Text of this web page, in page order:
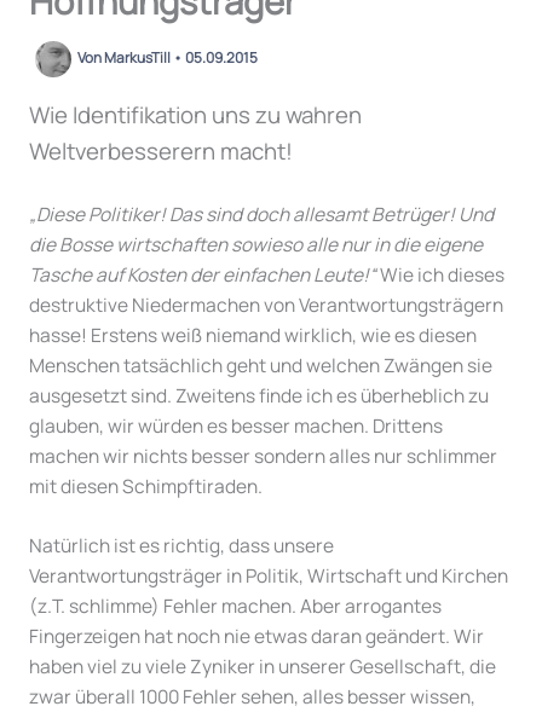
VonMarkusTill • 05.09.2015
Wie Identifikation uns zu wahren
Weltverbesserern macht!
„Diese Politiker! Das sind doch allesamt Betrüger! Und
die Bosse wirtschaften sowieso alle nur in die eigene
Tasche auf Kosten der einfachen Leute!“Wie ich dieses
destruktive Niedermachen von Verantwortungs­trägern
hasse! Erstens weiß niemand wirklich, wie es diesen
Menschen tatsächlich geht und welchen Zwängen sie
ausgesetzt sind. Zweitens finde ich es überheblich zu
glauben, wir würden es besser machen. Drittens
machen wir nichts besser sondern alles nur schlimmer
mit diesen Schimpftiraden.
Natürlich ist es richtig, dass unsere
Verantwortungsträger in Politik, Wirtschaft und Kirchen
(z.T. schlimme) Fehler machen. Aber arrogantes
Fingerzeigen hat noch nie etwas daran geändert. Wir
haben viel zu viele Zyniker in unserer Gesellschaft, die
zwar überall 1000 Fehler sehen, alles besser wissen,